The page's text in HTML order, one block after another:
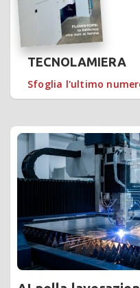
TECNOLAMIERA
Sfoglia l'ultimo